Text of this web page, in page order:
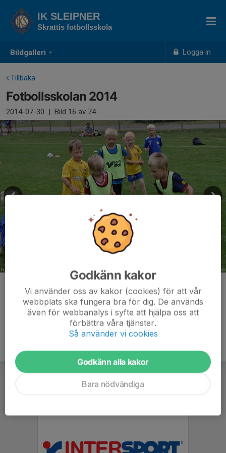
Bildgalleri Logga in
IK SLEIPNER
Skrattis fotbollsskola
Tillbaka
Fotbollsskolan 2014
2014-07-30 | Bild 16 av 74
Kommentarer
Godkänn kakor
Vi använder oss av kakor (cookies) för att vår
webbplats ska fungera bra för dig. De används
även för webbanalys i syfte att hjälpa oss att
förbättra våra tjänster.
Så använder vi cookies
Godkänn alla kakor
Bara nödvändiga